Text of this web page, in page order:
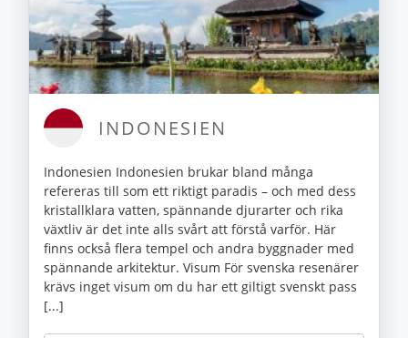
INDONESIEN
Indonesien Indonesien brukar bland många
refereras till som ett riktigt paradis – och med dess
kristallklara vatten, spännande djurarter och rika
växtliv är det inte alls svårt att förstå varför. Här
finns också flera tempel och andra byggnader med
spännande arkitektur. Visum För svenska resenärer
krävs inget visum om du har ett giltigt svenskt pass
[...]